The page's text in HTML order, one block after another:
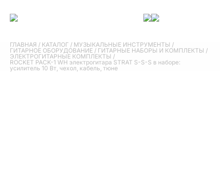
ГЛАВНАЯ / КАТАЛОГ / МУЗЫКАЛЬНЫЕ ИНСТРУМЕНТЫ /
ГИТАРНОЕ ОБОРУДОВАНИЕ / ГИТАРНЫЕ НАБОРЫ И КОМПЛЕКТЫ /
ЭЛЕКТРОГИТАРНЫЕ КОМПЛЕКТЫ /
ROCKET PACK-1 WH электрогитара STRAT S-S-S в наборе:
усилитель 10 Вт, чехол, кабель, тюне